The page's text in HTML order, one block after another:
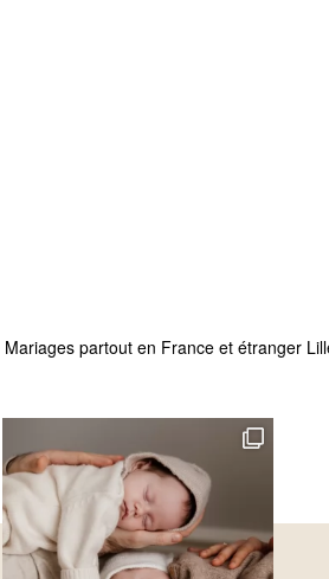
Mariages partout en France et étranger